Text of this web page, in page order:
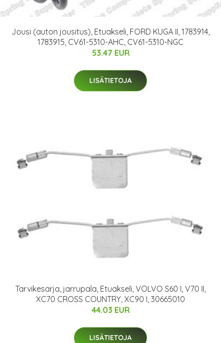
Jousi (auton jousitus), Etuakseli, FORD KUGA II, 1783914,
1783915, CV61-5310-AHC, CV61-5310-NGC
53.47 EUR
LISÄTIETOJA
Tarvikesarja, jarrupala, Etuakseli, VOLVO S60 I, V70 II,
XC70 CROSS COUNTRY, XC90 I, 30665010
44.03 EUR
LISÄTIETOJA